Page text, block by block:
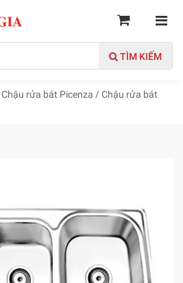
TÌM KIẾM
Chậu rửa bát Picenza /Chậu rửa bát